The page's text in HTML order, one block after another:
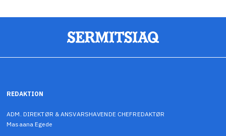
REDAKTION
ADM. DIREKTØR & ANSVARSHAVENDE CHEFREDAKTØR
Masaana Egede